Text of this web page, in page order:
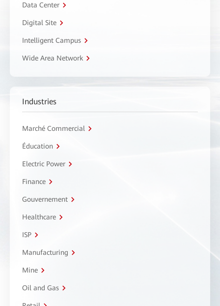
Data Center
Digital Site
Intelligent Campus
Wide Area Network
Industries
Marché Commercial
Éducation
Electric Power
Finance
Gouvernement
Healthcare
ISP
Manufacturing
Mine
Oil and Gas